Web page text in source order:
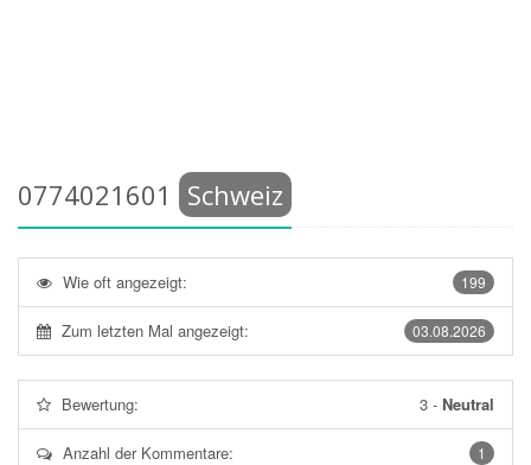
0774021601 Schweiz
199
Wie oft angezeigt:
03.08.2026
Zum letzten Mal angezeigt:
Bewertung: 3 - Neutral
1
Anzahl der Kommentare: